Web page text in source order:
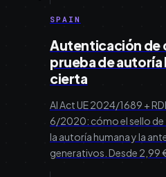
SPAIN
Autenticación de
prueba de autoría
cierta
AI Act UE 2024/1689 +
6/2020: cómo el sello
la autoría humana y la
generativos. Desde 2,99